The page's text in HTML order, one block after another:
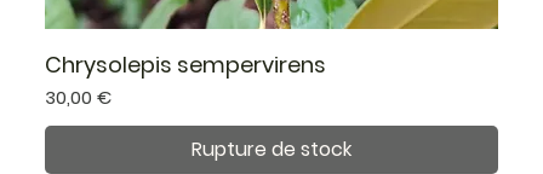
Chrysolepis sempervirens
Prix
30,00 €
Rupture de stock